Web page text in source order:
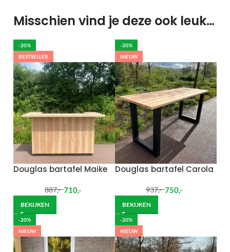
Misschien vind je deze ook leuk…
-20%
BESTSELLER
Douglas bartafel Maike
887,- 710,-
BEKIJKEN
-20%
NIEUW
Douglas bartafel Carola
937,- 750,-
BEKIJKEN
-20%
NIEUW
-20%
NIEUW